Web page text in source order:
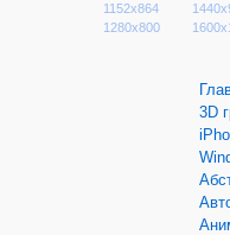
1152x864
1280x800
3D